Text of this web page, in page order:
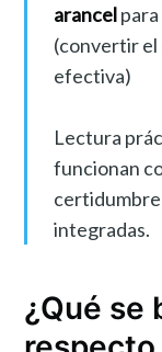
arancelpara
(convertir
efectiva)
Lectura
funcionan
certidumbre
integradas.
¿Qué se